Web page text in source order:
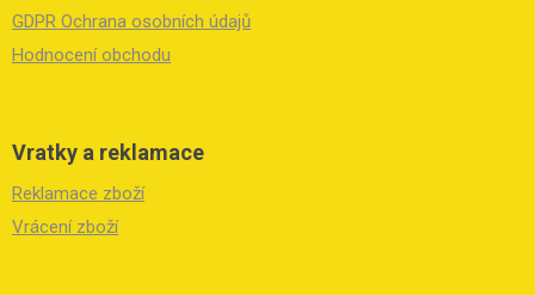
GDPR Ochrana osobních údajů
Hodnocení obchodu
Vratky a reklamace
Reklamace zboží
Vrácení zboží